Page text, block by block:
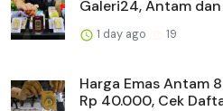
Galeri24, Antam dan
1 day ago 19
Harga Emas Antam
Rp 40.000, Cek